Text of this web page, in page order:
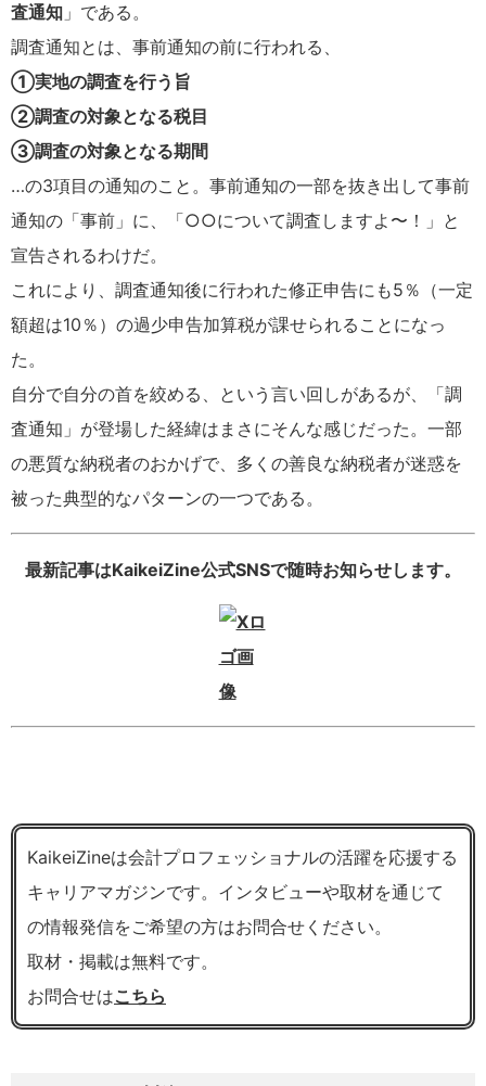
査通知 」である。
調査通知とは、事前通知の前に行われる、
①実地の調査を行う旨
②調査の対象となる税目
③調査の対象となる期間
…の3項目の通知のこと。事前通知の一部を抜き出して事前
通知の「事前」に、「○○について調査しますよ〜！」と
宣告されるわけだ。
これにより、調査通知後に行われた修正申告にも5％（一定
額超は10％）の過少申告加算税が課せられることになっ
た。
自分で自分の首を絞める、という言い回しがあるが、「調
査通知」が登場した経緯はまさにそんな感じだった。一部
の悪質な納税者のおかげで、多くの善良な納税者が迷惑を
被った典型的なパターンの一つである。
最新記事はKaikeiZine公式SNSで随時お知らせします。
KaikeiZineは会計プロフェッショナルの活躍を応援する
キャリアマガジンです。インタビューや取材を通じて
の情報発信をご希望の方はお問合せください。
取材・掲載は無料です。
お問合せはこちら